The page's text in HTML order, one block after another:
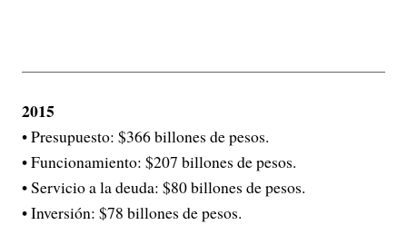
2015
• Presupuesto: $366 billones de pesos.
• Funcionamiento: $207 billones de pesos.
• Servicio a la deuda: $80 billones de pesos.
• Inversión: $78 billones de pesos.